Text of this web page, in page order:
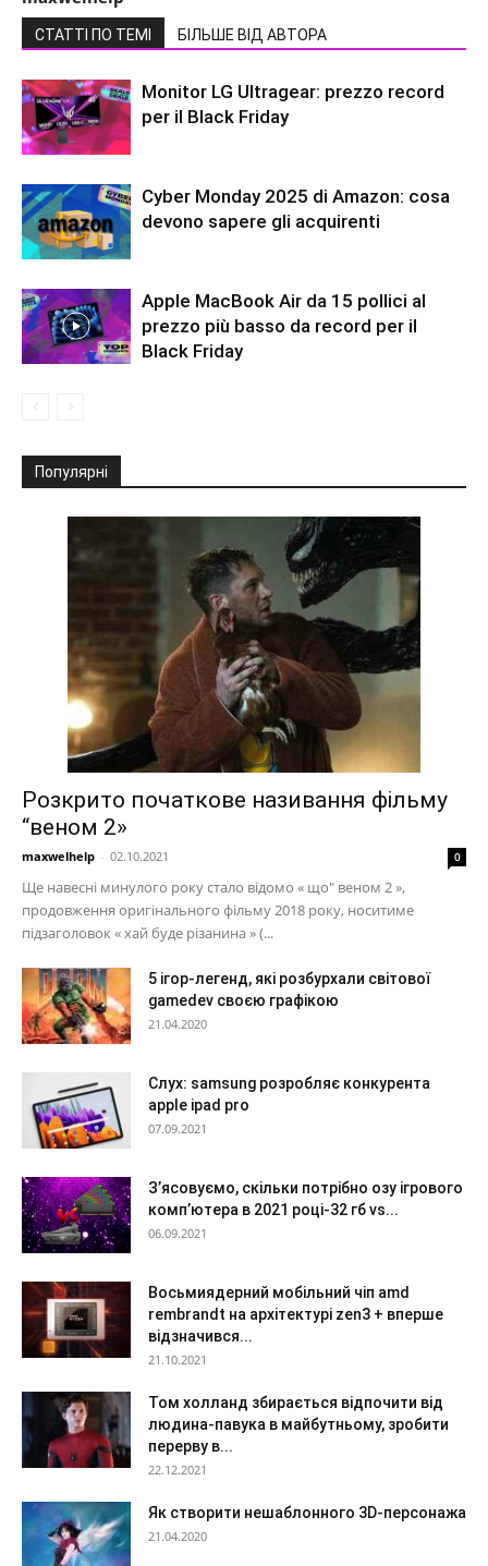
СТАТТІ ПО ТЕМІ БІЛЬШЕ ВІД АВТОРА
Monitor LG Ultragear: prezzo record
per il Black Friday
Cyber Monday 2025 di Amazon: cosa
devono sapere gli acquirenti
Apple MacBook Air da 15 pollici al
prezzo più basso da record per il
Black Friday
Популярні
Розкрито початкове називання фільму
“веном 2»
maxwelhelp - 02.10.2021 0
Ще навесні минулого року стало відомо « що" веном 2 »,
продовження оригінального фільму 2018 року, носитиме
підзаголовок « хай буде різанина » (...
5 ігор-легенд, які розбурхали світової
gamedev своєю графікою
21.04.2020
Слух: samsung розробляє конкурента
apple ipad pro
07.09.2021
З’ясовуємо, скільки потрібно озу ігрового
комп’ютера в 2021 році-32 гб vs...
06.09.2021
Восьмиядерний мобільний чіп amd
rembrandt на архітектурі zen3 + вперше
відзначився...
21.10.2021
Том холланд збирається відпочити від
людина-павука в майбутньому, зробити
перерву в...
22.12.2021
Як створити нешаблонного 3D-персонажа
21.04.2020